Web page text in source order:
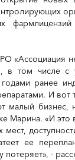
«Ассоциация
в том числе с
ранее
И
малый бизнес,
Марина. «И
мест,
ее
-